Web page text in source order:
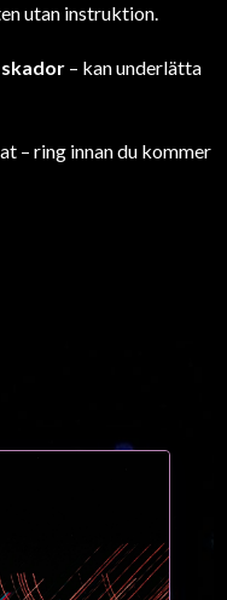
utan instruktion.
– kan underlätta
– ring innan du kommer